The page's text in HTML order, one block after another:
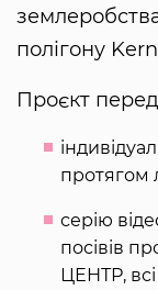
полігону
Проєкт
протягом
серію
посівів
ЦЕНТР,